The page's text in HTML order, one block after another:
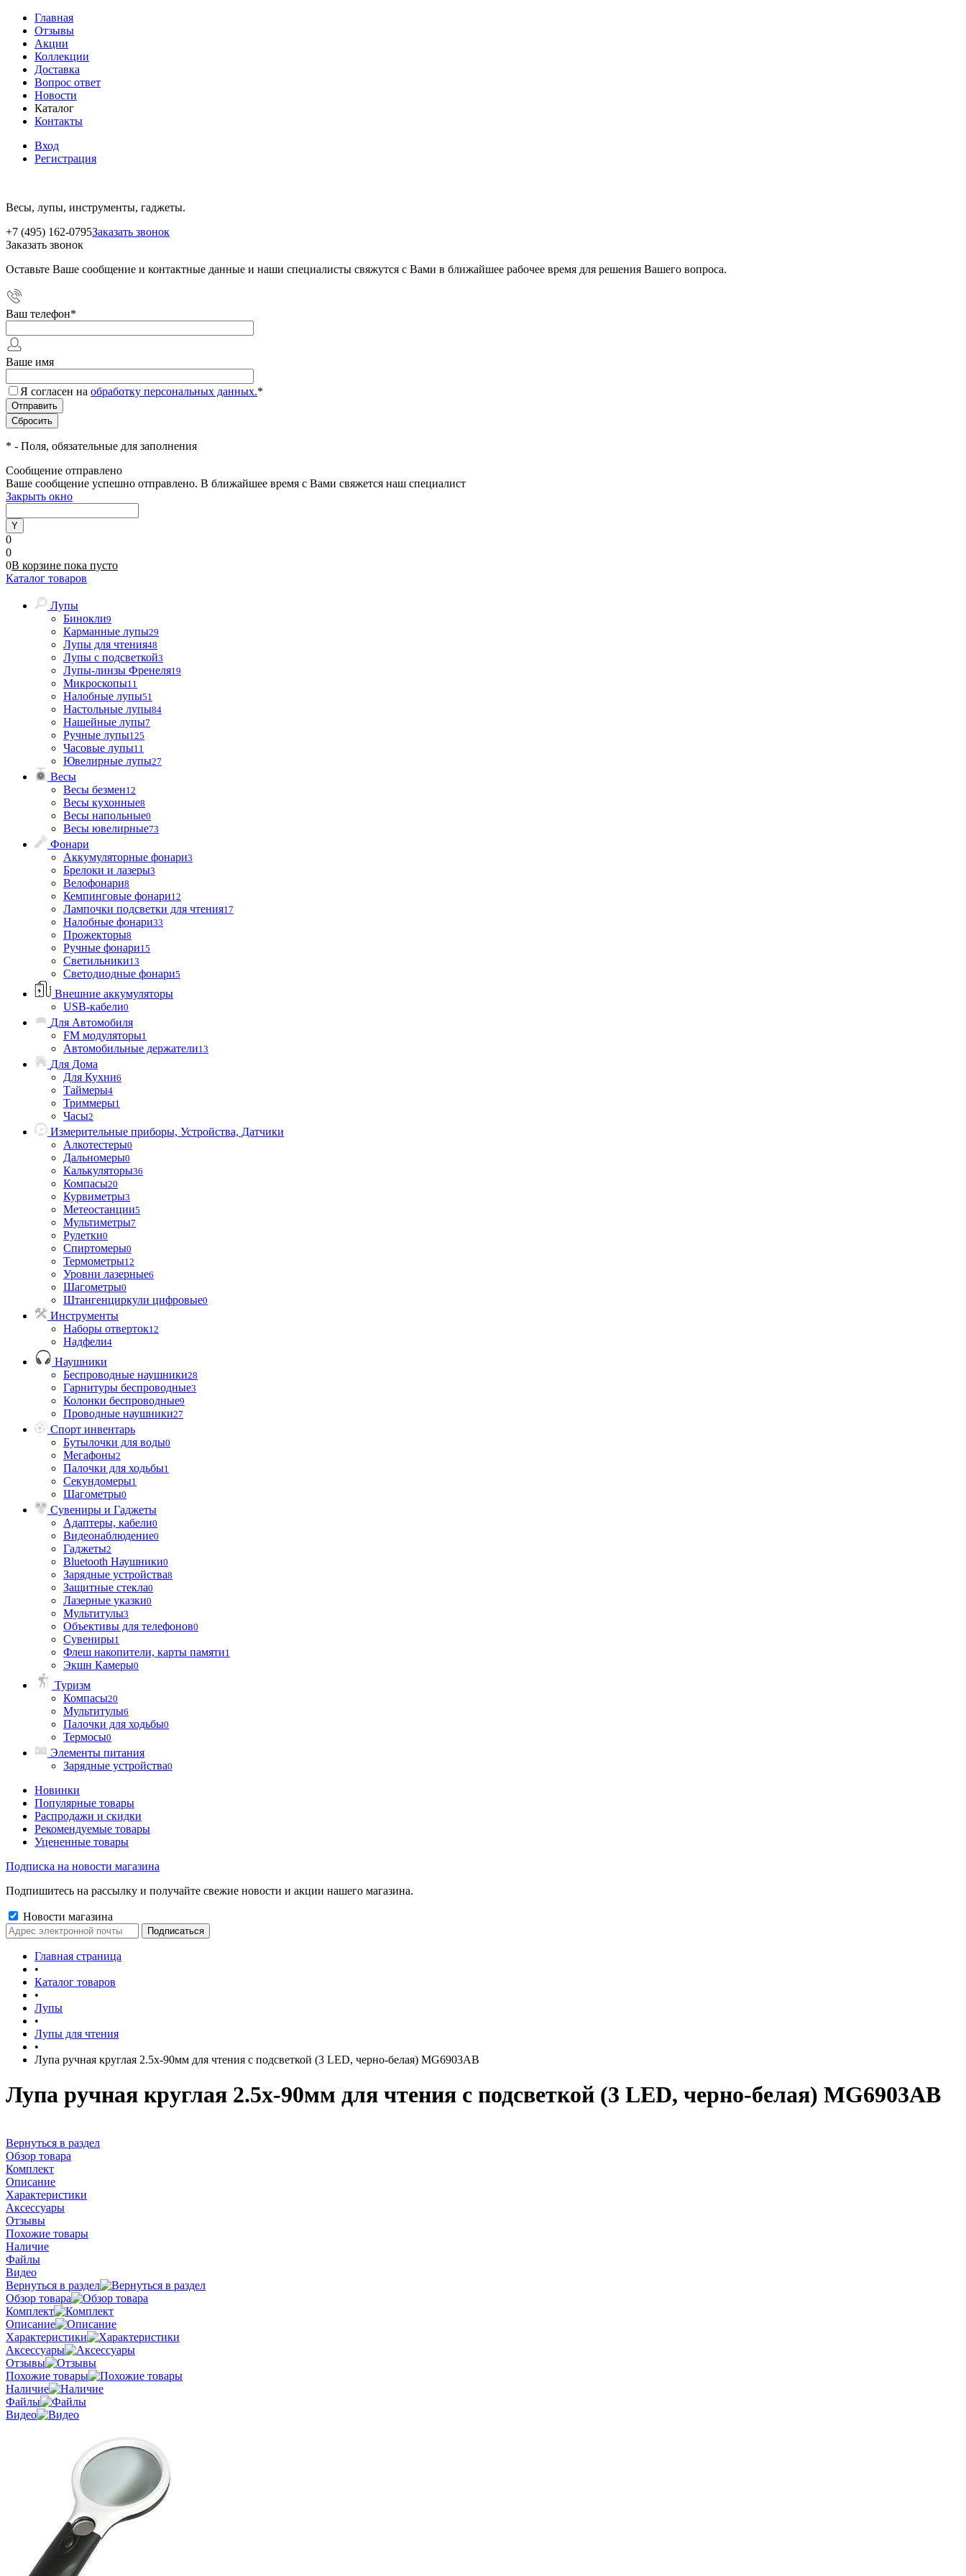
Главная
Отзывы
Акции
Коллекции
Доставка
Вопрос ответ
Новости
Каталог
Контакты
Вход
Регистрация
Весы, лупы, инструменты, гаджеты.
+7 (495) 162-0795Заказать звонок
Заказать звонок
Оставьте Ваше сообщение и контактные данные и наши специалисты свяжутся с Вами в ближайшее рабочее время для решения Вашего вопроса.
Ваш телефон*
Ваше имя
Я согласен на обработку персональных данных.*
* - Поля, обязательные для заполнения
Сообщение отправлено
Ваше сообщение успешно отправлено. В ближайшее время с Вами свяжется наш специалист
Закрыть окно
0
0
0В корзине пока пусто
Каталог товаров
Лупы
Бинокли9
Карманные лупы29
Лупы для чтения48
Лупы с подсветкой3
Лупы-линзы Френеля19
Микроскопы11
Налобные лупы51
Настольные лупы84
Нашейные лупы7
Ручные лупы125
Часовые лупы11
Ювелирные лупы27
Весы
Весы безмен12
Весы кухонные8
Весы напольные0
Весы ювелирные73
Фонари
Аккумуляторные фонари3
Брелоки и лазеры3
Велофонари8
Кемпинговые фонари12
Лампочки подсветки для чтения17
Налобные фонари33
Прожекторы8
Ручные фонари15
Светильники13
Светодиодные фонари5
Внешние аккумуляторы
USB-кабели0
Для Автомобиля
FM модуляторы1
Автомобильные держатели13
Для Дома
Для Кухни6
Таймеры4
Триммеры1
Часы2
Измерительные приборы, Устройства, Датчики
Алкотестеры0
Дальномеры0
Калькуляторы36
Компасы20
Курвиметры3
Метеостанции5
Мультиметры7
Рулетки0
Спиртомеры0
Термометры12
Уровни лазерные6
Шагометры0
Штангенциркули цифровые0
Инструменты
Наборы отверток12
Надфели4
Наушники
Беспроводные наушники28
Гарнитуры беспроводные3
Колонки беспроводные9
Проводные наушники27
Спорт инвентарь
Бутылочки для воды0
Мегафоны2
Палочки для ходьбы1
Секундомеры1
Шагометры0
Сувениры и Гаджеты
Адаптеры, кабели0
Видеонаблюдение0
Гаджеты2
Bluetooth Наушники0
Зарядные устройства8
Защитные стекла0
Лазерные указки0
Мультитулы3
Объективы для телефонов0
Сувениры1
Флеш накопители, карты памяти1
Экшн Камеры0
Туризм
Компасы20
Мультитулы6
Палочки для ходьбы0
Термосы0
Элементы питания
Зарядные устройства0
Новинки
Популярные товары
Распродажи и скидки
Рекомендуемые товары
Уцененные товары
Подписка на новости магазина
Подпишитесь на рассылку и получайте свежие новости и акции нашего магазина.
Новости магазина
Главная страница
•
Каталог товаров
•
Лупы
•
Лупы для чтения
•
Лупа ручная круглая 2.5х-90мм для чтения с подсветкой (3 LED, черно-белая) MG6903AB
Лупа ручная круглая 2.5х-90мм для чтения с подсветкой (3 LED, черно-белая) MG6903AB
Вернуться в раздел
Обзор товара
Комплект
Описание
Характеристики
Аксессуары
Отзывы
Похожие товары
Наличие
Файлы
Видео
Вернуться в раздел
Обзор товара
Комплект
Описание
Характеристики
Аксессуары
Отзывы
Похожие товары
Наличие
Файлы
Видео